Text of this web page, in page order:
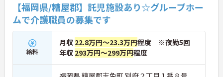
【福岡県/糟屋郡】託児施設あり☆グループホー
ムで介護職員の募集です
給料
月収 22.8万円～23.3万円程度 ※夜勤5回
年収 293万円～299万円程度